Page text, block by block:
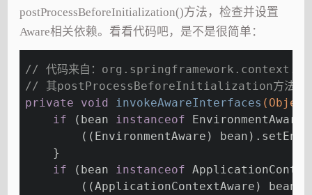
postProcessBeforeInitialization()方法，检查并设置
Aware相关依赖。看看代码吧，是不是很简单：
// 代码来自：
// 其postProcessBeforeInitialization方法调
private
void invokeAwareInterfaces
if (bean instanceof
((EnvironmentAware)
    }
if (bean instanceof
((ApplicationContextAware)